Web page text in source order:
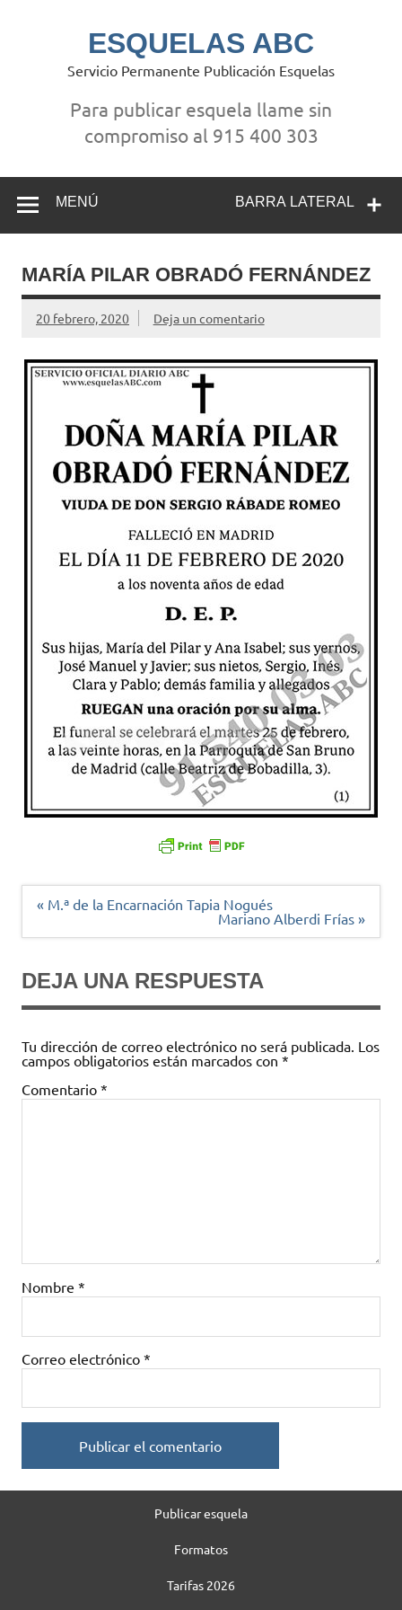
ESQUELAS ABC
Servicio Permanente Publicación Esquelas
Para publicar esquela llame sin
compromiso al 915 400 303
BARRA LATERAL
MENÚ
MARÍA PILAR OBRADÓ FERNÁNDEZ
20 febrero, 2020 Deja un comentario
Navegación
« M.ª de la Encarnación Tapia Nogués
Mariano Alberdi Frías »
DEJA UNA RESPUESTA
Tu dirección de correo electrónico no será publicada. Los
campos obligatorios están marcados con *
Comentario *
Nombre *
Correo electrónico *
Publicar esquela
Formatos
Tarifas 2026